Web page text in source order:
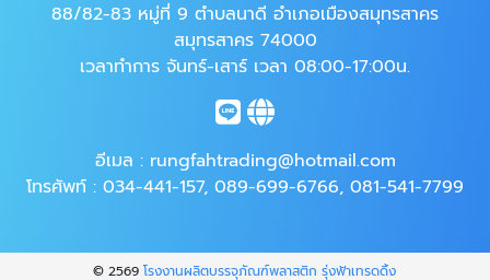
88/82-83 หมู่ที่ 9 ตำบลนาดี อำเภอเมืองสมุทรสาคร
สมุทรสาคร 74000
เวลาทำการ จันทร์-เสาร์ เวลา 08:00-17:00น.
อีเมล : rungfahtrading@hotmail.com
โทรศัพท์ : 034-441-157, 089-699-6766, 081-541-7799
© 2569โรงงานผลิตบรรจุภัณฑ์พลาสติก รุ่งฟ้าเทรดดิ้ง